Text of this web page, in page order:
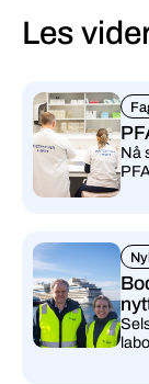
Les
Nå